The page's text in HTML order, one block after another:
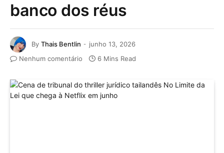
banco dos réus
By Thais Bentlin
junho 13, 2026
Nenhum comentário
6 Mins Read